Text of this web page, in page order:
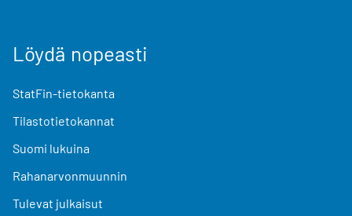
Löydä nopeasti
StatFin-tietokanta
Tilastotietokannat
Suomi lukuina
Rahanarvonmuunnin
Tulevat julkaisut